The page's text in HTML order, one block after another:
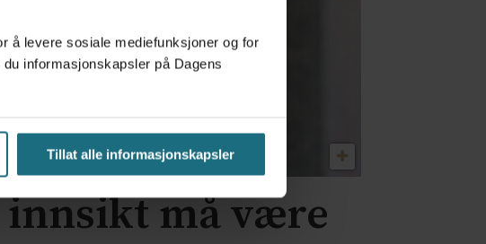
å levere sosiale mediefunksjoner og for
informasjonskapsler på Dagens
Tillat alle informasjonskapsler
innsikt må være